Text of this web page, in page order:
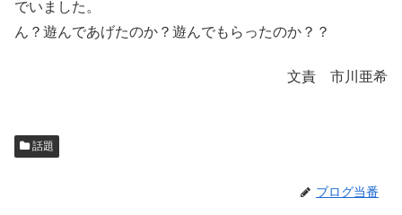
でいました。
ん？遊んであげたのか？遊んでもらったのか？？
文責 市川亜希
話題
ブログ当番